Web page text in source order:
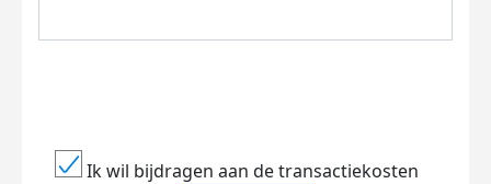
Ik wil bijdragen aan de transactiekosten